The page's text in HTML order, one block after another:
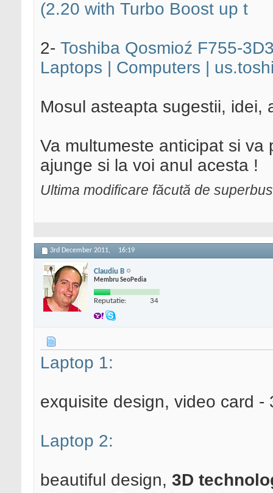
(2.20 with Turbo Boost up t
2- Toshiba Qosmioź F755-
Laptops | Computers |
Mosul asteapta sugestii, idei,
Va multumeste anticipat si
ajunge si la voi anul acesta !
Ultima modificare făcută de
3rd December 2011, 16:19
Claudiu B
Membru SeoPedia
Reputatie: 34
Laptop 1:
exquisite design, video card
Laptop 2:
beautiful design, 3D